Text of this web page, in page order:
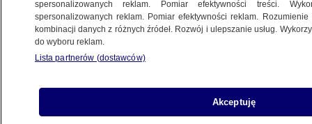
Udostępnij
Od piątku można składać wnioski o dopłaty do
dostawczych i dla firm z licencjami na przewozy
osób. Nabór potrwa do 31 lipca lub do
spersonalizowanych reklam. Pomiar efektywności treści.
spersonalizowanych reklam. Pomiar efektywności reklam.
kombinacji danych z różnych źródeł. Rozwój i ulepszanie usług.
do wyboru reklam.
Lista partnerów (dostawców)
Akceptuję